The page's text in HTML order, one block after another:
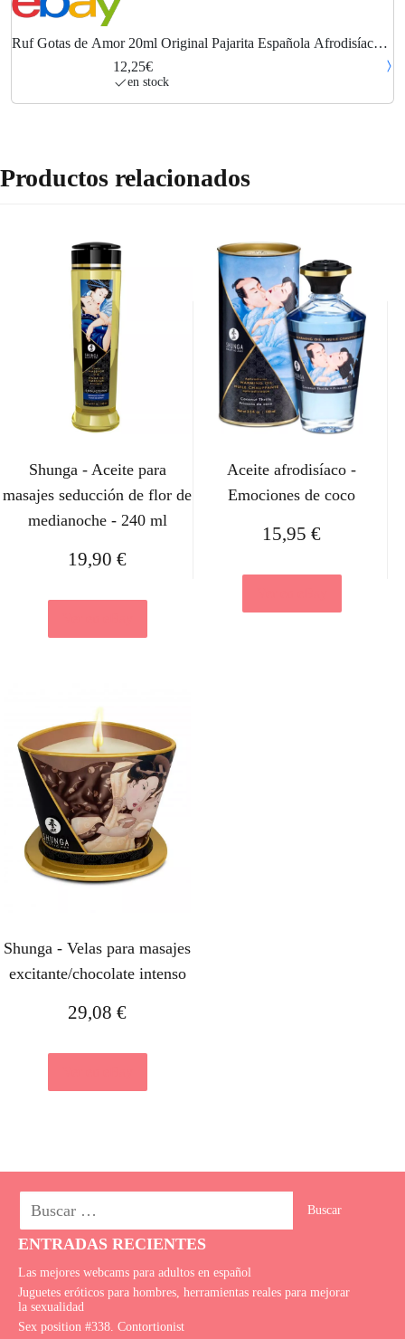
Ruf Gotas de Amor 20ml Original Pajarita Española Afrodisíaca
Gotas de Sexo U...12,25€
en stock
Productos relacionados
Shunga - Aceite para
masajes seducción de flor de
medianoche - 240 ml
19,90€
Aceite afrodisíaco -
Emociones de coco
15,95€
Shunga - Velas para masajes
excitante/chocolate intenso
29,08€
ENTRADAS RECIENTES
Las mejores webcams para adultos en español
Juguetes eróticos para hombres, herramientas reales para mejorar
la sexualidad
Sex position #338. Сontortionist